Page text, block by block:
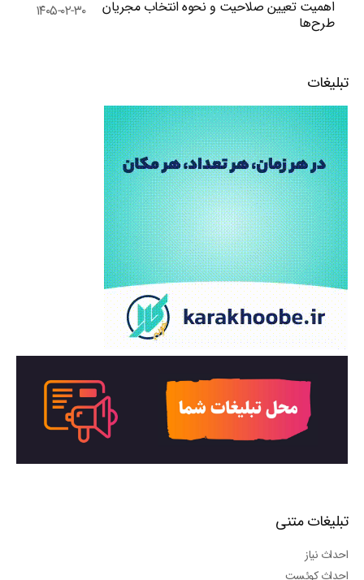
اهمیت تعیین صلاحیت و نحوه انتخاب مجریان
طرح‌ها
۱۴۰۵-۰۲-۳۰
تبلیغات
تبلیغات متنی
احداث نیاز
احداث کوئست